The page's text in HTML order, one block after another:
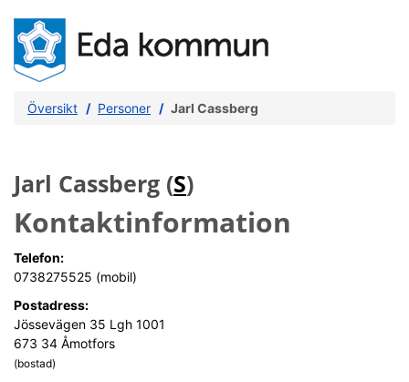
Översikt Personer Jarl Cassberg
Jarl Cassberg (S)
Kontaktinformation
Telefon:
0738275525 (mobil)
Postadress:
Jössevägen 35 Lgh 1001
673 34 Åmotfors
(bostad)